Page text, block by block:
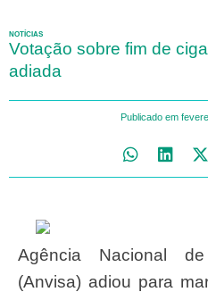
NOTÍCIAS
Votação sobre fim de
adiada
Publicado em
Agência Nacional
(Anvisa) adiou para